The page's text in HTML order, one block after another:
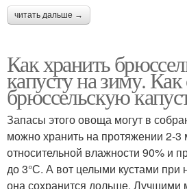
читать дальше →
Как хранить
капусту на зиму. Как
брюссельскую
Запасы этого овоща могут в
можно хранить на протяжении 2-3
относительной влажности 90% и
до 3°С. А вот целыми кустами при
она сохранится дольше. Лучшими